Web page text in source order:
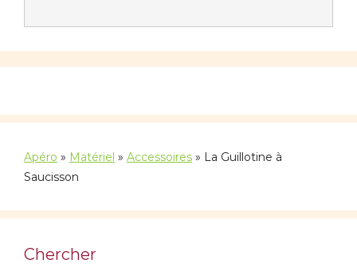
Apéro » Matériel » Accessoires » La Guillotine à
Saucisson
Chercher